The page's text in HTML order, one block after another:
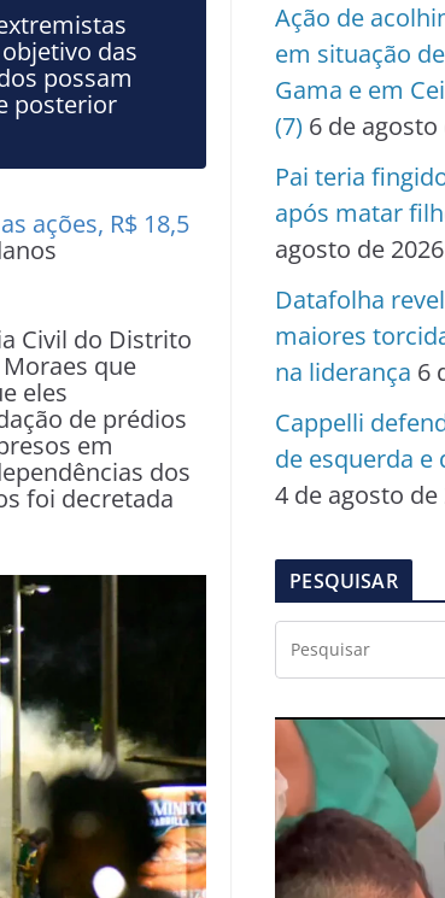
das
possam
posterior
ações, R$ 18,5
Civil do Distrito
que
eles
de prédios
em
dos
foi decretada
Ação de
em situação
Gama e em
(7) 6 de agosto
Pai teria
após matar
agosto de 2026
Datafolha
maiores
na liderança 6
Cappelli
de esquerda e
4 de agosto de
PESQUISAR